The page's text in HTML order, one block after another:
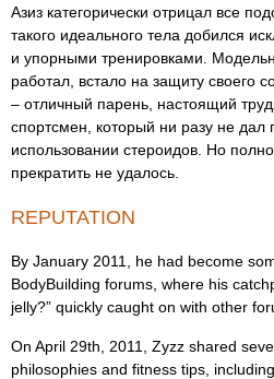
Азиз категорически отрицал все
такого идеального тела добился
и упорными тренировками.
работал, встало на защиту своего
– отличный парень, настоящий
спортсмен, который ни разу не дал
использовании стероидов. Но
прекратить не удалось.
REPUTATION
By January 2011, he had become
BodyBuilding forums, where his
jelly?” quickly caught on with other
On April 29th, 2011, Zyzz shared
philosophies and fitness tips,